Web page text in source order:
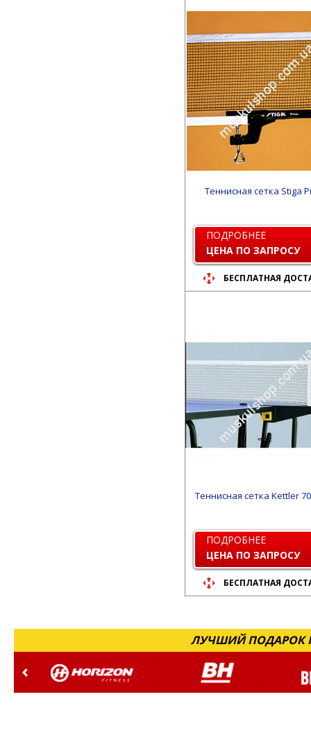
Теннисная сетка Stiga
ПОДРОБНЕЕ
ЦЕНА ПО ЗАПРОСУ
БЕСПЛАТНАЯ
Теннисная сетка Kettler
ПОДРОБНЕЕ
ЦЕНА ПО ЗАПРОСУ
БЕСПЛАТНАЯ
ЛУЧШИЙ ПОДАРОК